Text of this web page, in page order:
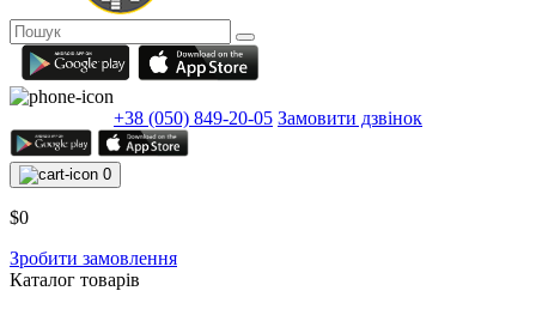
+38 (050) 849-20-05 Замовити дзвінок
0
$0
Зробити замовлення
Каталог товарів